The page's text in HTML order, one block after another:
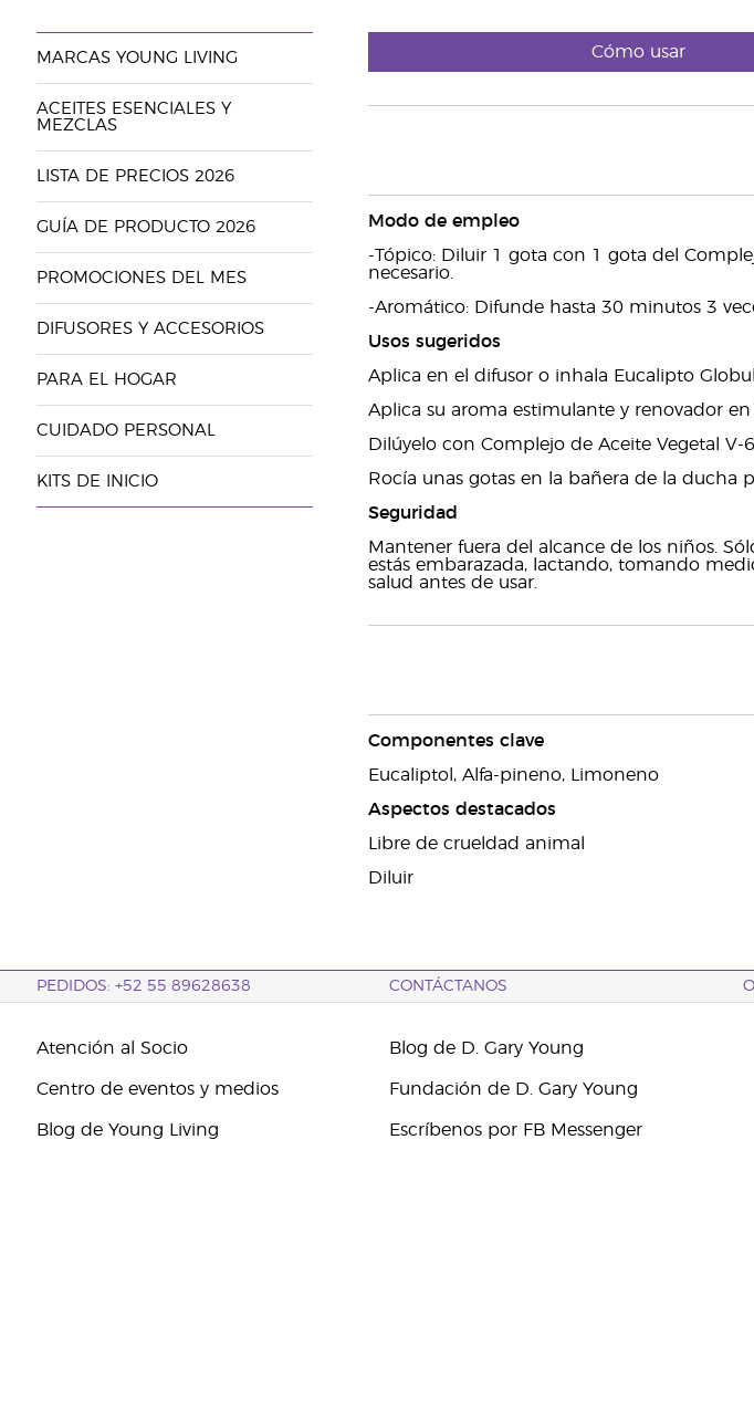
MARCAS YOUNG LIVING
ACEITES ESENCIALES Y
MEZCLAS
LISTA DE PRECIOS 2026
GUÍA DE PRODUCTO 2026
PROMOCIONES DEL MES
DIFUSORES Y ACCESORIOS
PARA EL HOGAR
CUIDADO PERSONAL
KITS DE INICIO
Cómo usar
Modo de empleo
-Tópico: Diluir 1 gota con 1 gota del
necesario.
-Aromático: Difunde hasta 30 minutos 3
Usos sugeridos
Aplica en el difusor o inhala Eucalipto
Aplica su aroma estimulante y renovador
Dilúyelo con Complejo de Aceite Vegetal
Rocía unas gotas en la bañera de la ducha
Seguridad
Mantener fuera del alcance de los niños.
estás embarazada, lactando, tomando
salud antes de usar.
Componentes clave
Eucaliptol, Alfa-pineno, Limoneno
Aspectos destacados
Libre de crueldad animal
Diluir
PEDIDOS: +52 55 89628638 CONTÁCTANOS
Atención al Socio
Centro de eventos y medios
Blog de Young Living
Blog de D. Gary Young
Fundación de D. Gary Young
Escríbenos por FB Messenger